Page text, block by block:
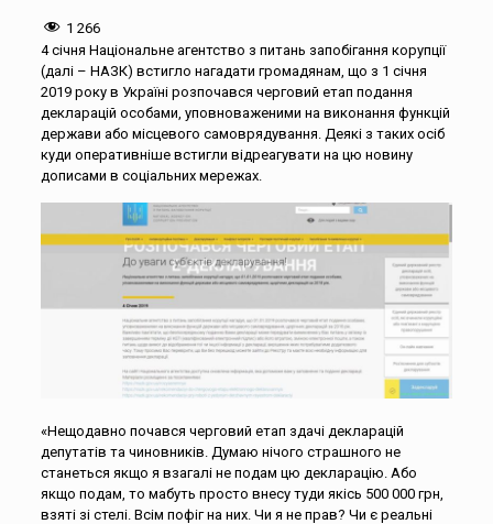
1 266
4 січня Національне агентство з питань запобігання корупції
(далі – НАЗК) встигло нагадати громадянам, що з 1 січня
2019 року в Україні розпочався черговий етап подання
декларацій особами, уповноваженими на виконання функцій
держави або місцевого самоврядування. Деякі з таких осіб
куди оперативніше встигли відреагувати на цю новину
дописами в соціальних мережах.
«Нещодавно почався черговий етап здачі декларацій
депутатів та чиновників. Думаю нічого страшного не
станеться якщо я взагалі не подам цю декларацію. Або
якщо подам, то мабуть просто внесу туди якісь 500 000 грн,
взяті зі стелі. Всім пофіг на них. Чи я не прав? Чи є реальні